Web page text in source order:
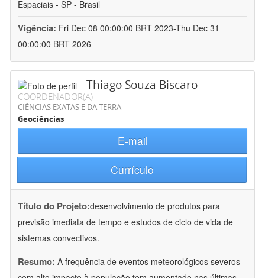
Espaciais - SP - Brasil
Vigência: Fri Dec 08 00:00:00 BRT 2023-Thu Dec 31
00:00:00 BRT 2026
Thiago Souza Biscaro
COORDENADOR(A)
CIÊNCIAS EXATAS E DA TERRA
Geociências
E-mail
Currículo
Título do Projeto:desenvolvimento de produtos para
previsão imediata de tempo e estudos de ciclo de vida de
sistemas convectivos.
Resumo: A frequência de eventos meteorológicos severos